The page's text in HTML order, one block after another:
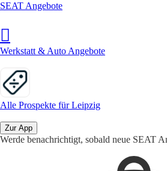
SEAT Angebote
Werkstatt & Auto Angebote
Alle Prospekte für Leipzig
Zur App
Werde benachrichtigt, sobald neue SEAT